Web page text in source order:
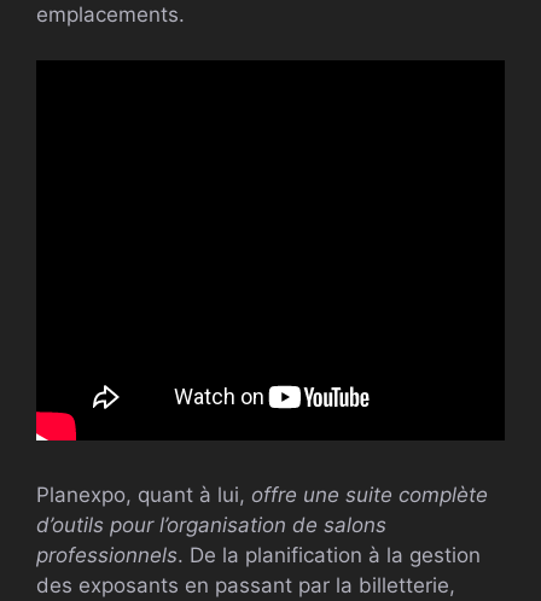
emplacements.
Planexpo, quant à lui, offre une suite complète
d’outils pour l’organisation de salons
professionnels. De la planification à la gestion
des exposants en passant par la billetterie,